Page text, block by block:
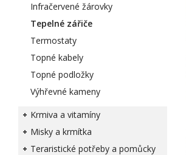
Infračervené žárovky
Tepelné zářiče
Termostaty
Topné kabely
Topné podložky
Výhřevné kameny
Krmiva a vitamíny
Misky a krmítka
Teraristické potřeby a pomůcky